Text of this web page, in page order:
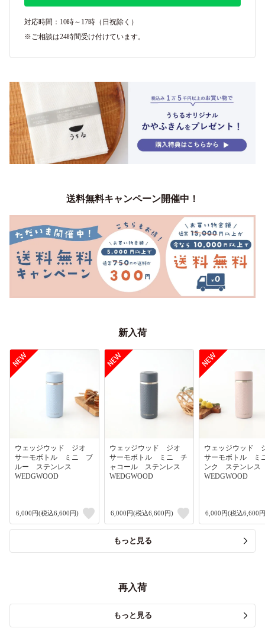
対応時間：10時～17時（日祝除く）
※ご相談は24時間受け付けています。
送料無料キャンペーン開催中！
新入荷
ウェッジウッド ジオ
サーモボトル ミニ ブ
ルー ステンレス
WEDGWOOD
6,000円(税込6,600円)
ウェッジウッド ジオ
サーモボトル ミニ チ
ャコール ステンレス
WEDGWOOD
6,000円(税込6,600円)
ウェッジウッド
サーモボトル
ンク ステンレ
WEDGWOOD
6,000円(税込6,600
もっと見る
再入荷
もっと見る